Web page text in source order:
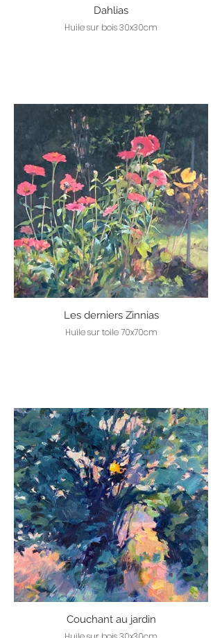
Dahlias
Huile sur bois 30x30cm
Les derniers Zinnias
Huile sur toile 70x70cm
Couchant au jardin